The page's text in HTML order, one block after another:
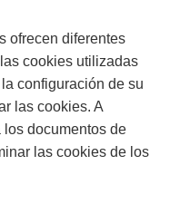
ofrecen diferentes
cookies utilizadas
configuración de su
las cookies. A
documentos de
las cookies de los